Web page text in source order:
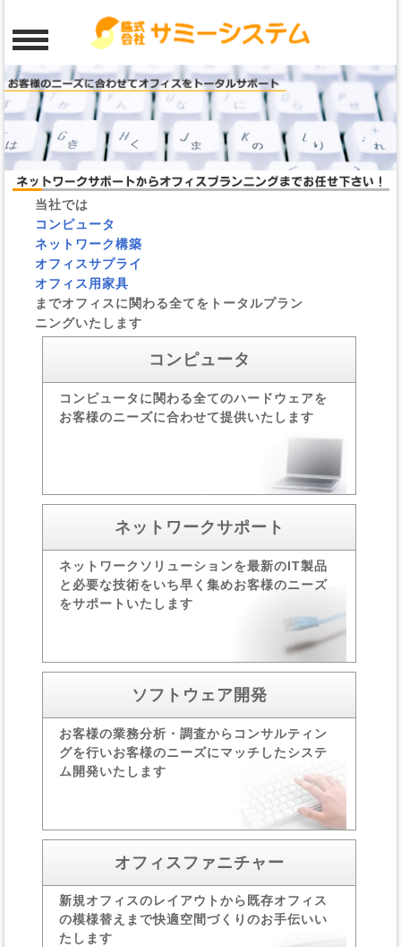
当社では
コンピュータ
ネットワーク構築
オフィスサプライ
オフィス用家具
までオフィスに関わる全てをトータルプラン
ニングいたします
コンピュータ
コンピュータに関わる全てのハードウェアを
お客様のニーズに合わせて提供いた します
ネットワークサポート
ネットワークソリューションを最新のIT製品
と必要な技術をいち早く集めお客様のニーズ
をサポート いたします
ソフトウェア開発
お客様の業務分析・調査からコンサルティン
グを行いお客様のニーズにマッチしたシステ
ム開発いたします
オフィスファニチャー
新規オフィスのレイアウト から既存オフィス
の模様替えまで快適空間づくりのお手伝いい
たします